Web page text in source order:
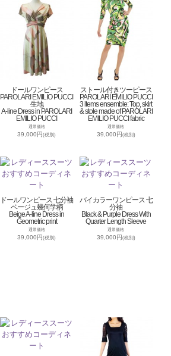
ドールワンピース
PAROLARI EMILIO PUCCI
生地
A-line Dress in PAROLARI
EMILIO PUCCI
通常価格
39,000円(税別)
ストール付きツーピース
PAROLARI EMILIO PUCCI
3 items ensemble: Top, skirt
& stole made of PAROLARI
EMILIO PUCCI fabric
通常価格
39,000円(税別)
ドールワンピース 七分袖
ベージュ幾何学柄
Beige A-line Dress in
Geometric print
通常価格
39,000円(税別)
バイカラーワンピース 七
分袖
Black & Purple Dress With
Quarter Length Sleeve
通常価格
39,000円(税別)